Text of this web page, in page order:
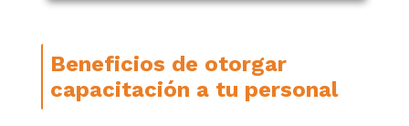
Beneficios de otorgar
capacitación a tu personal